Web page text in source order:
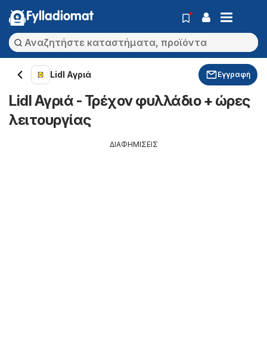
Fylladiomat
Lidl Αγριά Εγγραφή
Lidl Αγριά - Τρέχον φυλλάδιο + ώρες
λειτουργίας
ΔΙΑΦΗΜΙΣΕΙΣ